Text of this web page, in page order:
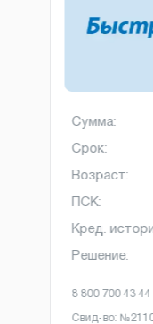
Сумма:
Срок:
Возраст:
ПСК:
Кред.
Решение:
8 800 700 43 44
Свид-во: №